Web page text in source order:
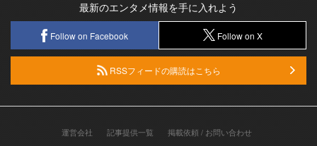
最新のエンタメ情報を手に入れよう
Follow on Facebook Follow on X
RSSフィードの購読はこちら
運営会社 記事提供一覧 掲載依頼 / お問い合わせ